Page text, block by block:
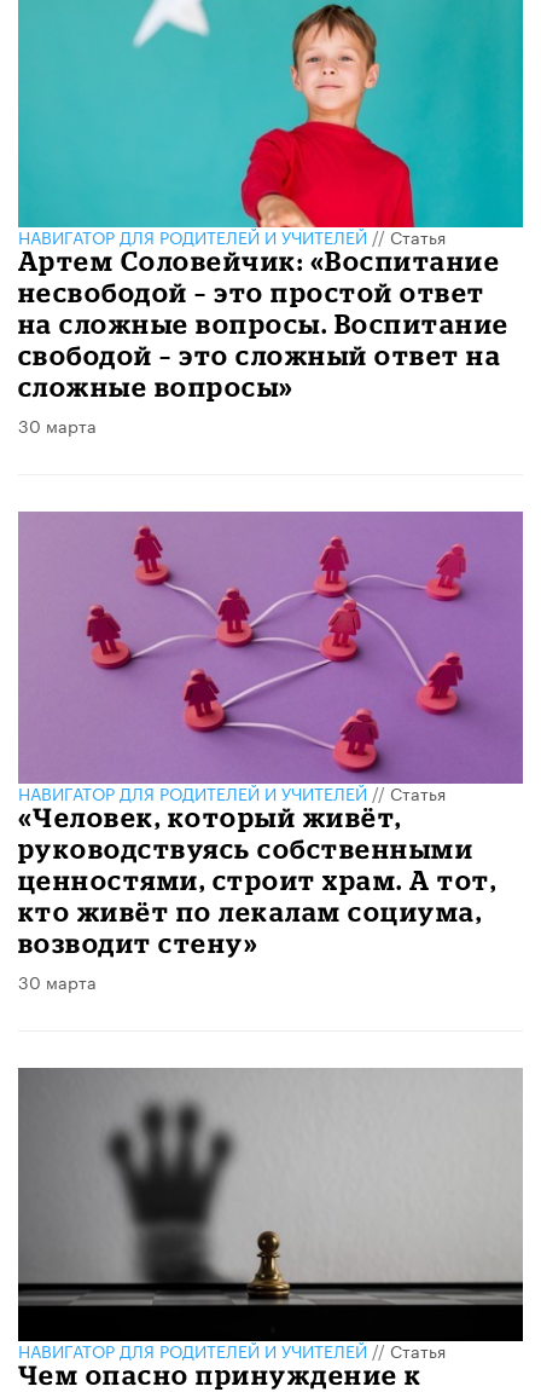
НАВИГАТОР ДЛЯ РОДИТЕЛЕЙ И УЧИТЕЛЕЙ//Статья
​Артем Соловейчик: «Воспитание
несвободой – это простой ответ
на сложные вопросы. Воспитание
свободой – это сложный ответ на
сложные вопросы»
30 марта
НАВИГАТОР ДЛЯ РОДИТЕЛЕЙ И УЧИТЕЛЕЙ//Статья
«Человек, который живёт,
руководствуясь собственными
ценностями, строит храм. А тот,
кто живёт по лекалам социума,
возводит стену»
30 марта
НАВИГАТОР ДЛЯ РОДИТЕЛЕЙ И УЧИТЕЛЕЙ//Статья
​Чем опасно принуждение к